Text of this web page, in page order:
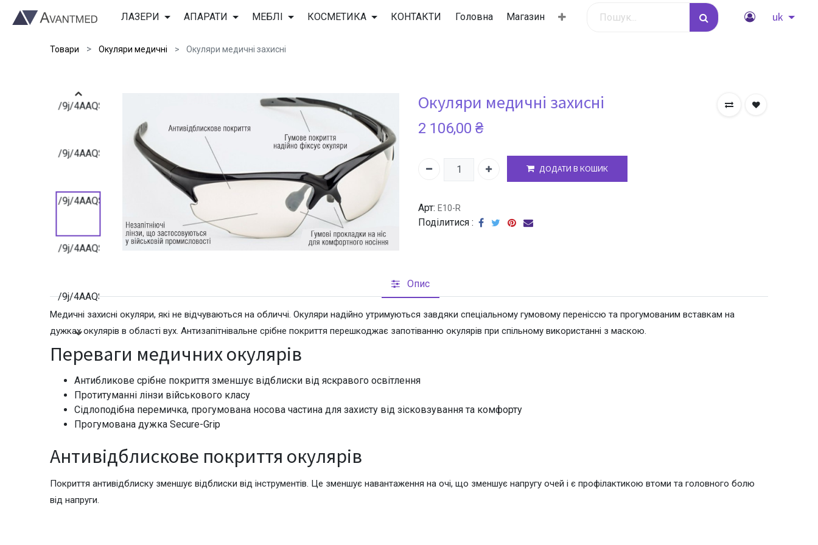
ЛАЗЕРИ АПАРАТИ МЕБЛІ КОСМЕТИКА КОНТАКТИ Головна Магазин uk
Товари Окуляри медичні Окуляри медичні захисні
/9j/4AAQSkZJRgABAQAAAQABAAD/2wBDAAIBAQEBAQIBAQECAgICAgQDAgICAgUEBAMEBgUGBgYFBgYGBwkIBgcJBwYGCAsICQoKCgoKBggLDAsKDAkKCgr/
/9j/4AAQSkZJRgABAQAAAQABAAD/2wBDAAIBAQEBAQIBAQECAgICAgQDAgICAgUEBAMEBgUGBgYFBgYGBwkIBgcJBwYGCAsICQoKCgoKBggLDAsKDAkKCgr/
/9j/4AAQSkZJRgABAQAAAQABAAD/2wBDAAIBAQEBAQIBAQECAgICAgQDAgICAgUEBAMEBgUGBgYFBgYGBwkIBgcJBwYGCAsICQoKCgoKBggLDAsKDAkKCgr/
/9j/4AAQSkZJRgABAQAAAQABAAD/2wBDAAIBAQEBAQIBAQECAgICAgQDAgICAgUEBAMEBgUGBgYFBgYGBwkIBgcJBwYGCAsICQoKCgoKBggLDAsKDAkKCgr/
/9j/4AAQSkZJRgABAQAAAQABAAD/2wBDAAIBAQEBAQIBAQECAgICAgQDAgICAgUEBAMEBgUGBgYFBgYGBwkIBgcJBwYGCAsICQoKCgoKBggLDAsKDAkKCgr/
/9j/4AAQSkZJRgABAQAAAQABAAD/2wBDAAIBAQEBAQIBAQECAgICAgQDAgICAgUEBAMEBgUGBgYFBgYGBwkIBgcJBwYGCAsICQoKCgoKBggLDAsKDAkKCgr/
/9j/4AAQSkZJRgABAQAAAQABAAD/2wBDAAIBAQEBAQIBAQECAgICAgQDAgICAgUEBAMEBgUGBgYFBgYGBwkIBgcJBwYGCAsICQoKCgoKBggLDAsKDAkKCgr/
/9j/4AAQSkZJRgABAQAAAQABAAD/2wBDAAIBAQEBAQIBAQECAgICAgQDAgICAgUEBAMEBgUGBgYFBgYGBwkIBgcJBwYGCAsICQoKCgoKBggLDAsKDAkKCgr/
Окуляри медичні захисні
2 106,00 ₴
ДОДАТИ В КОШИК
Арт: E10-R
Поділитися :
Опис
Медичні захисні окуляри, які не відчуваються на обличчі. Окуляри надійно утримуються завдяки спеціальному гумовому переніссю та прогумованим вставкам на
дужках окулярів в області вух. Антизапітнівальне срібне покриття перешкоджає запотіванню окулярів при спільному використанні з маскою.
Переваги медичних окулярів
Антибликове срібне покриття зменшує відблиски від яскравого освітлення
Протитуманні лінзи військового класу
Сідлоподібна перемичка, прогумована носова частина для захисту від зісковзування та комфорту
Прогумована дужка Secure-Grip
Антивідблискове покриття окулярів
Покриття антивідблиску зменшує відблиски від інструментів. Це зменшує навантаження на очі, що зменшує напругу очей і є профілактикою втоми та головного болю
від напруги.